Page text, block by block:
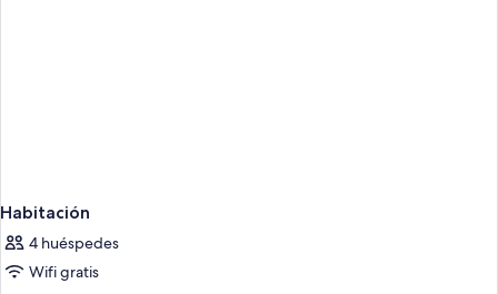
Habitación
4 huéspedes
Wifi gratis